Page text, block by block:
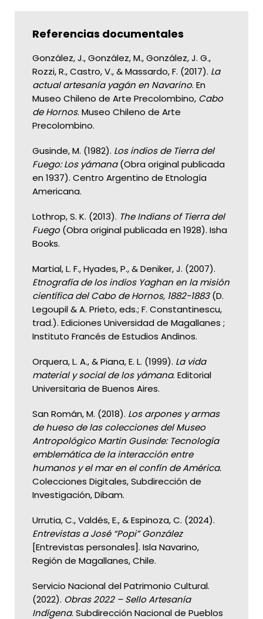
Referencias documentales
González, J., González, M., González, J. G.,
Rozzi, R., Castro, V., & Massardo, F. (2017). La
actual artesanía yagán en Navarino. En
Museo Chileno de Arte Precolombino, Cabo
de Hornos. Museo Chileno de Arte
Precolombino.
Gusinde, M. (1982). Los indios de Tierra del
Fuego: Los yámana(Obra original publicada
en 1937). Centro Argentino de Etnología
Americana.
Lothrop, S. K. (2013). The Indians of Tierra del
Fuego(Obra original publicada en 1928). Isha
Books.
Martial, L. F., Hyades, P., & Deniker, J. (2007).
Etnografía de los indios Yaghan en la misión
científica del Cabo de Hornos, 1882-1883(D.
Legoupil & A. Prieto, eds.; F. Constantinescu,
trad.). Ediciones Universidad de Magallanes ;
Instituto Francés de Estudios Andinos.
Orquera, L. A., & Piana, E. L. (1999). La vida
material y social de los yámana. Editorial
Universitaria de Buenos Aires.
San Román, M. (2018). Los arpones y armas
de hueso de las colecciones del Museo
Antropológico Martin Gusinde: Tecnología
emblemática de la interacción entre
humanos y el mar en el confín de América.
Colecciones Digitales, Subdirección de
Investigación, Dibam.
Urrutia, C., Valdés, E., & Espinoza, C. (2024).
Entrevistas a José “Popi” González
[Entrevistas personales]. Isla Navarino,
Región de Magallanes, Chile.
Servicio Nacional del Patrimonio Cultural.
(2022). Obras 2022 – Sello Artesanía
Indígena. Subdirección Nacional de Pueblos